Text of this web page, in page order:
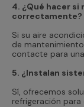
4. ¿Qué hacer
correctamente?
Si su aire
de
contacte para
5. ¿Instalan
Sí, ofrecemos
refrigeración